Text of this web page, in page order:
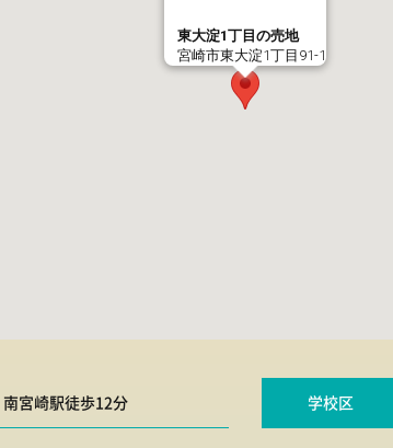
東大淀1丁目の売地
宮崎市東大淀1丁目91-1
宮崎駅徒歩12分 学校区